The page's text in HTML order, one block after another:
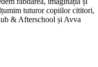
tuturor copiilor cititori,
& Afterschool și Avva